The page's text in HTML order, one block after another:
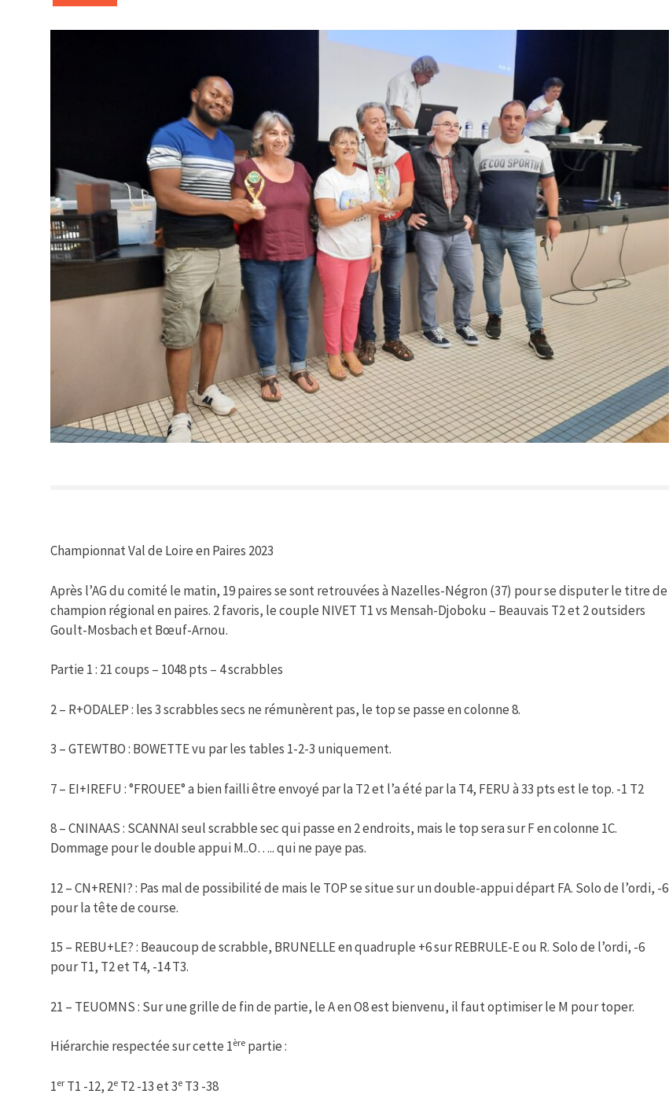
Championnat Val de Loire en Paires 2023
Après l’AG du comité le matin, 19 paires se sont retrouvées à Nazelles-Négron (37) pour se disputer le titre de
champion régional en paires. 2 favoris, le couple NIVET T1 vs Mensah-Djoboku – Beauvais T2 et 2 outsiders
Goult-Mosbach et Bœuf-Arnou.
Partie 1 : 21 coups – 1048 pts – 4 scrabbles
2 – R+ODALEP : les 3 scrabbles secs ne rémunèrent pas, le top se passe en colonne 8.
3 – GTEWTBO : BOWETTE vu par les tables 1-2-3 uniquement.
7 – EI+IREFU : °FROUEE° a bien failli être envoyé par la T2 et l’a été par la T4, FERU à 33 pts est le top. -1 T2
8 – CNINAAS : SCANNAI seul scrabble sec qui passe en 2 endroits, mais le top sera sur F en colonne 1C.
Dommage pour le double appui M..O….. qui ne paye pas.
12 – CN+RENI? : Pas mal de possibilité de mais le TOP se situe sur un double-appui départ FA. Solo de l’ordi, -6
pour la tête de course.
15 – REBU+LE? : Beaucoup de scrabble, BRUNELLE en quadruple +6 sur REBRULE-E ou R. Solo de l’ordi, -6
pour T1, T2 et T4, -14 T3.
21 – TEUOMNS : Sur une grille de fin de partie, le A en O8 est bienvenu, il faut optimiser le M pour toper.
Hiérarchie respectée sur cette 1ère partie :
1erT1 -12, 2e T2 -13 et 3e T3 -38